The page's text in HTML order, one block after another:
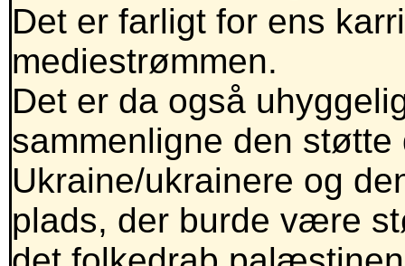
Det er farligt for ens
mediestrømmen.
Det er da også
sammenligne den
Ukraine/ukrainere og
plads, der burde være